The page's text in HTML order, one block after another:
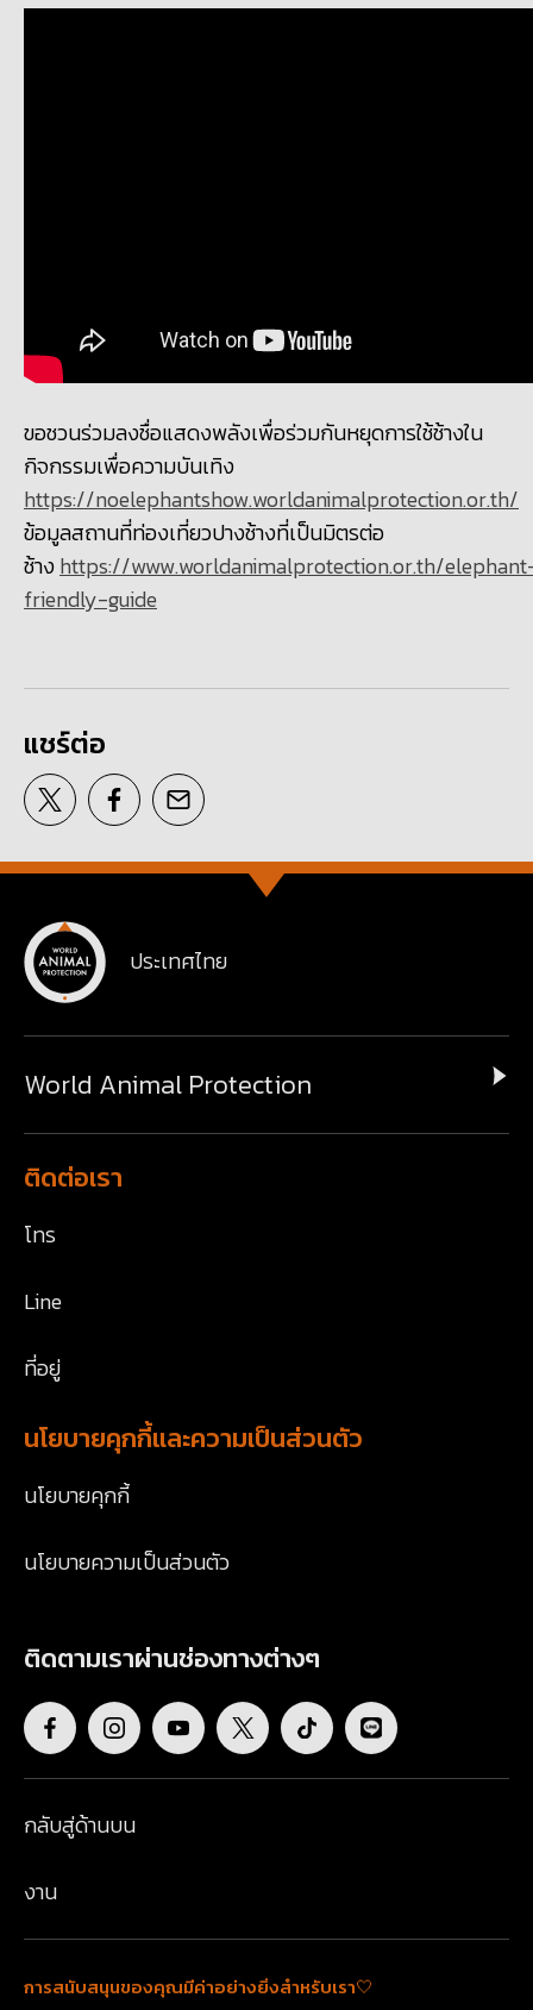
ขอชวนร่วมลงชื่อแสดงพลังเพื่อร่วมกันหยุดการใช้ช้างใน
กิจกรรมเพื่อความบันเทิง
https://noelephantshow.worldanimalprotection.or.th/
ข้อมูลสถานที่ท่องเที่ยวปางช้างที่เป็นมิตรต่อ
ช้างhttps://www.worldanimalprotection.or.th/
friendly-guide
แชร์ต่อ
ประเทศไทย
World Animal Protection
ติดต่อเรา
โทร
Line
ที่อยู่
นโยบายคุกกี้และความเป็นส่วนตัว
นโยบายคุกกี้
นโยบายความเป็นส่วนตัว
ติดตามเราผ่านช่องทางต่างๆ
กลับสู่ด้านบน
งาน
การสนับสนุนของคุณมีค่าอย่างยิ่งสำหรับเรา🤍